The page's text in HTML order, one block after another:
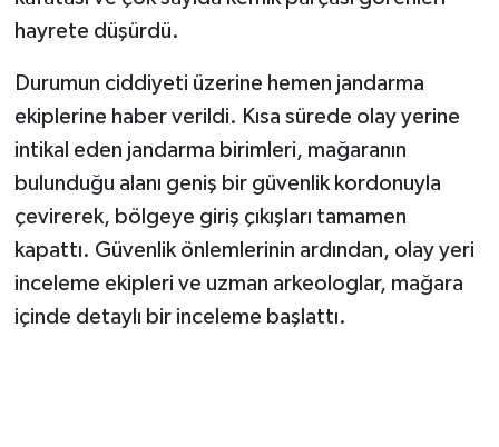
hayrete düşürdü.
Durumun ciddiyeti üzerine hemen jandarma
ekiplerine haber verildi. Kısa sürede olay yerine
intikal eden jandarma birimleri, mağaranın
bulunduğu alanı geniş bir güvenlik kordonuyla
çevirerek, bölgeye giriş çıkışları tamamen
kapattı. Güvenlik önlemlerinin ardından, olay yeri
inceleme ekipleri ve uzman arkeologlar, mağara
içinde detaylı bir inceleme başlattı.
KÜLTÜR SANAT